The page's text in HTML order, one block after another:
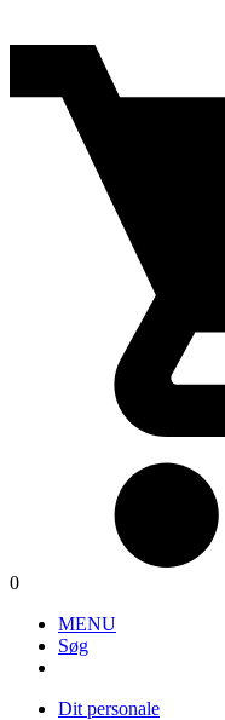
0
MENU
Søg
Dit personale